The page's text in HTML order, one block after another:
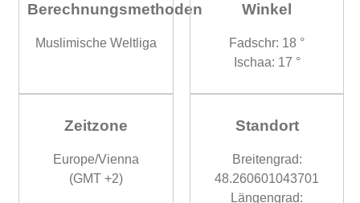
Berechnungsmethoden
Muslimische Weltliga
Winkel
Fadschr: 18 °
Ischaa: 17 °
Zeitzone
Europe/Vienna
(GMT +2)
Standort
Breitengrad:
48.260601043701
Längengrad: